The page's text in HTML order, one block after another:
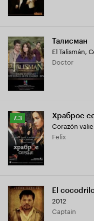
Талисман
El Talismán,
Doctor
Рейтинг
Кинопоиска
7.3
7.3 Храброе
Corazón
Felix
El
2012
Captain